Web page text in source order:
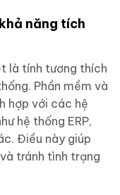
năng tích
là tính tương thích
Phần mềm và
hợp với các hệ
hệ thống ERP,
Điều này giúp
tránh tình trạng